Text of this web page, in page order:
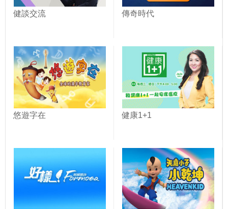
健談交流 傳奇時代
悠遊字在 健康1+1